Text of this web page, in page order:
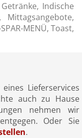
Indische
MENÜ, Toast,
Lieferservices
auch zu Hause
nehmen wir
Oder Sie
.